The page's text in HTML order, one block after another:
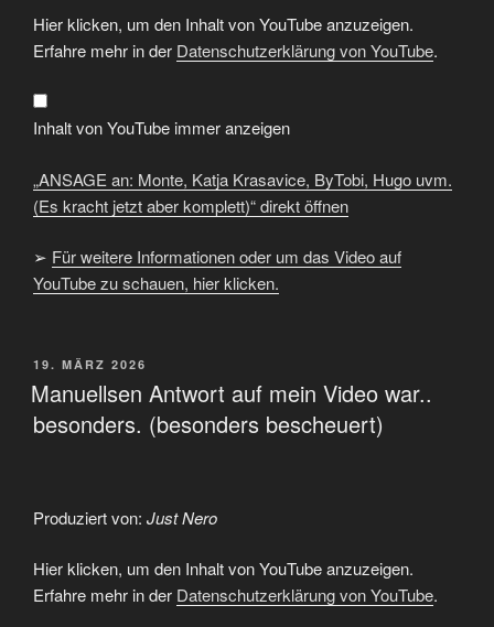
„ANSAGE
an:
Monte,
Katja
ByTobi,
Hugo
uvm.
(Es
jetzt
aber
komplett)“
von
anzeigen
Hier klicken, um den Inhalt von YouTube anzuzeigen.
Erfahre mehr in der Datenschutzerklärung von YouTube.
Inhalt von YouTube immer anzeigen
„ANSAGE an: Monte, Katja Krasavice, ByTobi, Hugo uvm.
(Es kracht jetzt aber komplett)“ direkt öffnen
➢ Für weitere Informationen oder um das Video auf
YouTube zu schauen, hier klicken.
VERÖFFENTLICHT
AM
19. MÄRZ 2026
Manuellsen Antwort auf mein Video war..
besonders. (besonders bescheuert)
Produziert von: Just Nero
„Manuellsen
Antwort
auf
mein
Hier klicken, um den Inhalt von YouTube anzuzeigen.
Erfahre mehr in der Datenschutzerklärung von YouTube.